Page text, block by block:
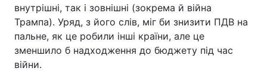
внутрішні, так і зовнішні (зокрема й війна
Трампа). Уряд, з його слів, міг би знизити ПДВ на
пальне, як це робили інші країни, але це
зменшило б надходження до бюджету під час
війни.